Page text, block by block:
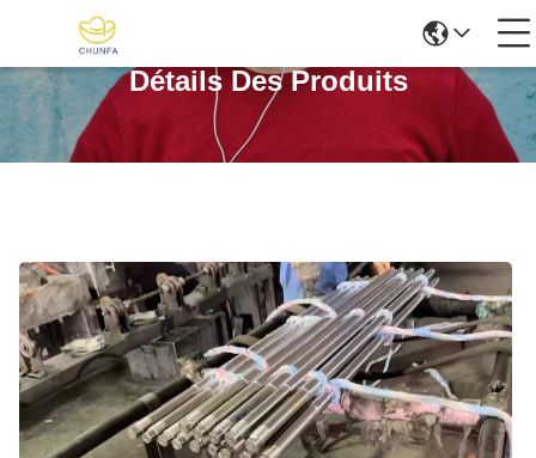
Détails Des Produits